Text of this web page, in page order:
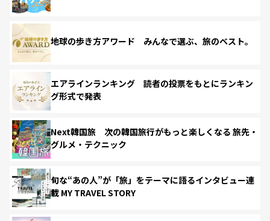
地球の歩き方アワード みんなで選ぶ、旅のベスト。
エアラインランキング 読者の投票をもとにランキン
グ形式で発表
Next韓国旅 次の韓国旅行がもっと楽しくなる 旅先・
グルメ・テクニック
旬な“あの人”が「旅」をテーマに語るインタビュー連
載 MY TRAVEL STORY